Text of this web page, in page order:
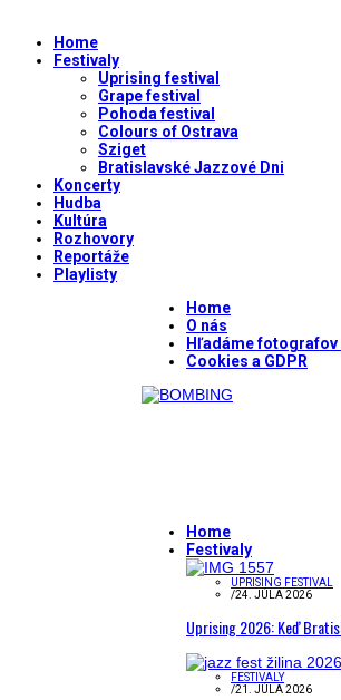
Home
Festivaly
Uprising festival
Grape festival
Pohoda festival
Colours of Ostrava
Sziget
Bratislavské Jazzové Dni
Koncerty
Hudba
Kultúra
Rozhovory
Reportáže
Playlisty
Home
O nás
Hľadáme
Cookies a GDPR
Home
Festivaly
UPRISING FESTIVAL
/24. JÚLA 2026
Uprising 2026: Keď
FESTIVALY
/21. JÚLA 2026